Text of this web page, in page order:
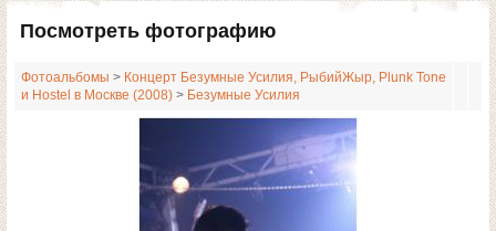
Посмотреть фотографию
Фотоальбомы > Концерт Безумные Усилия, РыбийЖыр, Plunk Tone
и Hostel в Москве (2008) > Безумные Усилия